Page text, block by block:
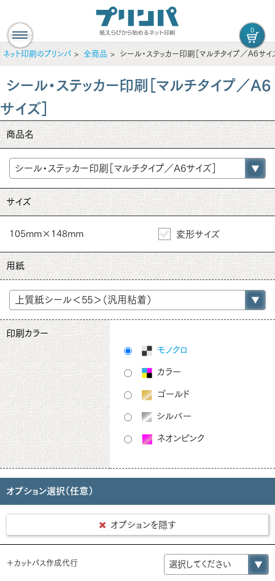
0
ネット印刷のプリンパ 全商品 シール・ステッカー印刷［マルチタイプ／A6サイ
シール・ステッカー印刷［マルチタイプ／A6
サイズ］
商品名
サイズ
105mm×148mm 変形サイズ
用紙
印刷カラー
モノクロ
カラー
ゴールド
シルバー
ネオンピンク
オプション選択（任意）
オプションを隠す
＋カットパス作成代行